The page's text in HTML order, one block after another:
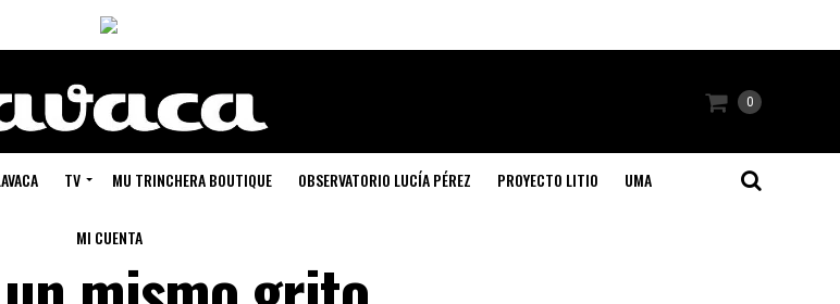
0
TV MU TRINCHERA BOUTIQUE OBSERVATORIO LUCÍA PÉREZ PROYECTO LITIO UMA
MI CUENTA